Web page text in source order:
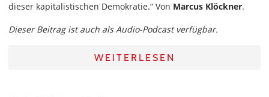
dieser kapitalistischen Demokratie.“ Von Marcus Klöckner.
Dieser Beitrag ist auch als Audio-Podcast verfügbar.
WEITERLESEN